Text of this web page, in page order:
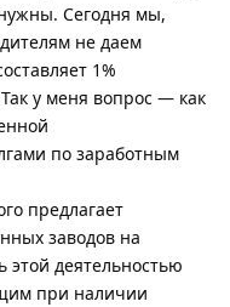
Сегодня мы,
не даем
1%
у меня вопрос — как
по заработным
предлагает
заводов на
этой деятельностью
при наличии